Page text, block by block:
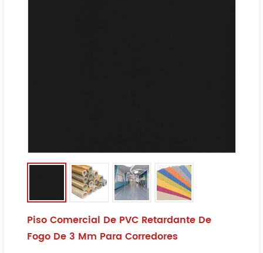
Piso Comercial De PVC Retardante De
Fogo De 3 Mm Para Corredores